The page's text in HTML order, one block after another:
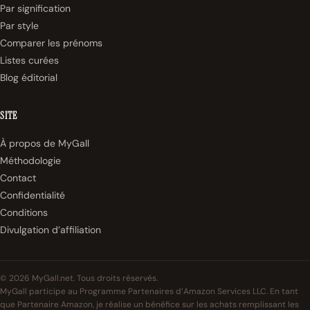
Par signification
Par style
Comparer les prénoms
Listes curées
Blog éditorial
SITE
À propos de MyGall
Méthodologie
Contact
Confidentialité
Conditions
Divulgation d’affiliation
© 2026 MyGall.net. Tous droits réservés.
MyGall participe au Programme Partenaires d’Amazon Services LLC. En tant
que Partenaire Amazon, je réalise un bénéfice sur les achats remplissant les